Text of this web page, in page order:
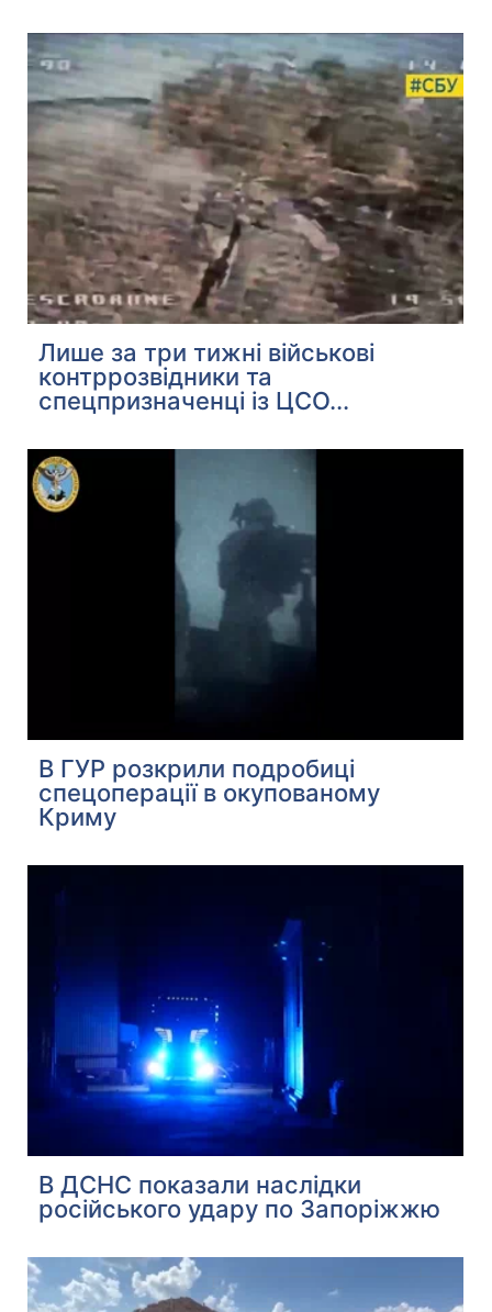
Лише за три тижні військові
контррозвідники та
спецпризначенці із ЦСО...
В ГУР розкрили подробиці
спецоперації в окупованому
Криму
В ДСНС показали наслідки
російського удару по Запоріжжю